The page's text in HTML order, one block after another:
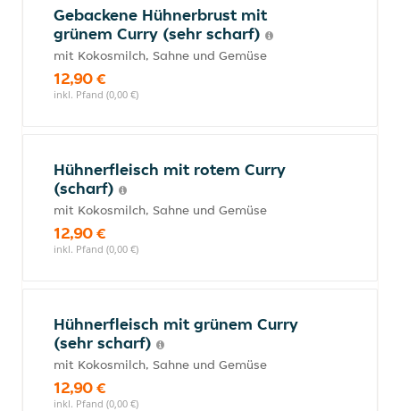
Gebackene Hühnerbrust mit
grünem Curry (sehr scharf)
mit Kokosmilch, Sahne und Gemüse
12,90 €
inkl. Pfand (0,00 €)
Hühnerfleisch mit rotem Curry
(scharf)
mit Kokosmilch, Sahne und Gemüse
12,90 €
inkl. Pfand (0,00 €)
Hühnerfleisch mit grünem Curry
(sehr scharf)
mit Kokosmilch, Sahne und Gemüse
12,90 €
inkl. Pfand (0,00 €)